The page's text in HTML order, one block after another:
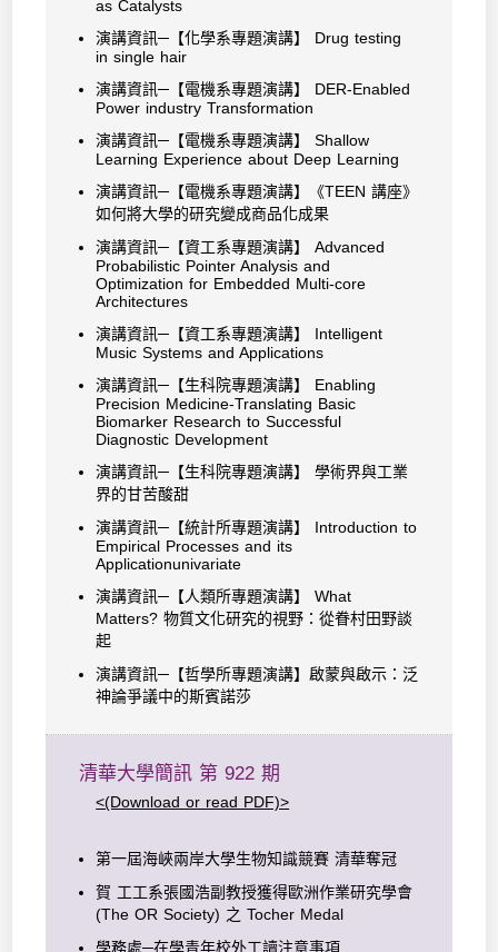
as Catalysts
演講資訊─【化學系專題演講】 Drug testing
in single hair
演講資訊─【電機系專題演講】 DER-Enabled
Power industry Transformation
演講資訊─【電機系專題演講】 Shallow
Learning Experience about Deep Learning
演講資訊─【電機系專題演講】《TEEN 講座》
如何將大學的研究變成商品化成果
演講資訊─【資工系專題演講】 Advanced
Probabilistic Pointer Analysis and
Optimization for Embedded Multi-core
Architectures
演講資訊─【資工系專題演講】 Intelligent
Music Systems and Applications
演講資訊─【生科院專題演講】 Enabling
Precision Medicine-Translating Basic
Biomarker Research to Successful
Diagnostic Development
演講資訊─【生科院專題演講】 學術界與工業
界的甘苦酸甜
演講資訊─【統計所專題演講】 Introduction to
Empirical Processes and its
Applicationunivariate
演講資訊─【人類所專題演講】 What
Matters? 物質文化研究的視野：從眷村田野談
起
演講資訊─【哲學所專題演講】啟蒙與啟示：泛
神論爭議中的斯賓諾莎
清華大學簡訊 第 922 期
<(Download or read PDF)>
第一屆海峽兩岸大學生物知識競賽 清華奪冠
賀 工工系張國浩副教授獲得歐洲作業研究學會
(The OR Society) 之 Tocher Medal
學務處─在學青年校外工讀注意事項